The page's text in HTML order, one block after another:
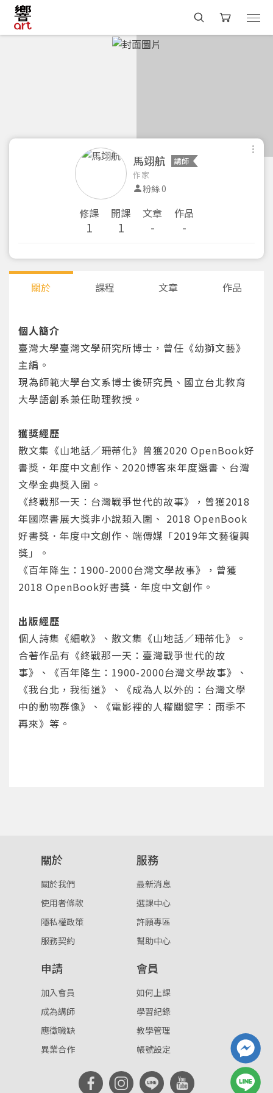
註冊
。
您將收到一封Email，請依照信件中的指示重新登
重設密碼
系統偵測到您的帳號重複登入，
點擊下方「確定」將前一位使用者強制登出。
確定
取消
馬翊航 講師
作家
粉絲 0
修課
1
開課
1
文章
-
作品
-
關於 課程 文章 作品
個人簡介
臺灣大學臺灣文學研究所博士，曾任《幼獅文藝》
主編。
現為師範大學台文系博士後研究員、國立台北教育
大學語創系兼任助理教授。
獲獎經歷
散文集《山地話／珊蒂化》曾獲2020 OpenBook好
書獎．年度中文創作、2020博客來年度選書、台灣
文學金典獎入圍。
《終戰那一天：台灣戰爭世代的故事》，曾獲2018
年國際書展大獎非小說類入圍、 2018 OpenBook
好書獎．年度中文創作、端傳媒「2019年文藝復興
獎」。
《百年降生：1900-2000台灣文學故事》，曾獲
2018 OpenBook好書獎．年度中文創作。
出版經歷
個人詩集《細軟》、散文集《山地話／珊蒂化》。
合著作品有《終戰那一天：臺灣戰爭世代的故
事》、《百年降生：1900-2000台灣文學故事》、
《我台北，我街道》、《成為人以外的：台灣文學
中的動物群像》、《電影裡的人權關鍵字：雨季不
再來》等。
關於
關於我們
使用者條款
隱私權政策
服務契約
服務
最新消息
選課中心
許願專區
幫助中心
申請
加入會員
成為講師
應徵職缺
異業合作
會員
如何上課
學習紀錄
教學管理
帳號設定